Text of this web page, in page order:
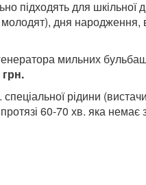
підходять для шкільної
дня народження,
мильних
рідини
60-70 хв. яка немає